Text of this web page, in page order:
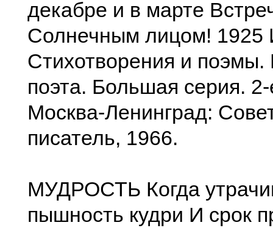
декабре и в марте
Солнечным лицом! 1925
Стихотворения и поэмы.
поэта. Большая серия.
Москва-Ленинград:
писатель, 1966.
МУДРОСТЬ Когда
пышность кудри И срок